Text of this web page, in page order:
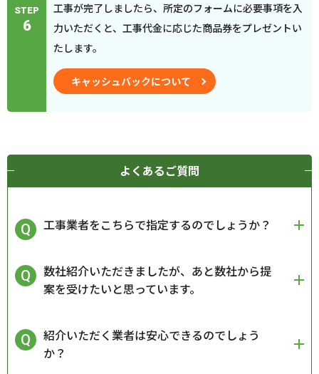
STEP
6
工事が完了しましたら、所定のフォームに必要事項を入
力いただくと、工事代金に応じた商品券をプレゼントい
たします。
キャッシュバックについて
よくあるご質問
工事業者をこちらで指定するのでしょうか？
数社紹介いただきましたが、あと数社から提
案を受けたいと思っています。
紹介いただく業者は安心できるのでしょう
か？